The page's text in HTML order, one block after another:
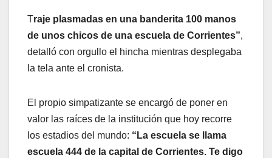
Traje plasmadas en una banderita 100 manos
de unos chicos de una escuela de Corrientes”,
detalló con orgullo el hincha mientras desplegaba
la tela ante el cronista.
El propio simpatizante se encargó de poner en
valor las raíces de la institución que hoy recorre
los estadios del mundo: “La escuela se llama
escuela 444 de la capital de Corrientes. Te digo